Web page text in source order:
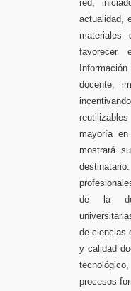
red,
actualidad,
docente,
mayoría
mostrará
de la
de ciencias
y calidad
procesos